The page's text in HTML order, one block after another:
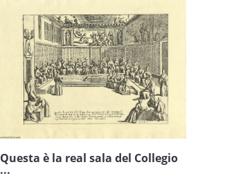
Questa è la real sala del Collegio
...